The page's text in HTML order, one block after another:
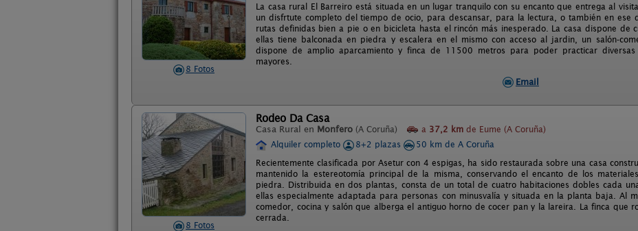
8 Fotos
La casa rural El Barreiro está situada en un lugar tranquilo con su encanto que entrega al
un disfrtute completo del tiempo de ocio, para descansar, para la lectura, o también en ese
rutas definidas bien a pie o en bicicleta hasta el rincón más inesperado. La casa dispone de
ellas tiene balconada en piedra y escalera en el mismo con acceso al jardin, un salón-
dispone de amplio aparcamiento y finca de 11500 metros para poder practicar diversas
mayores.
Email
8 Fotos
Rodeo Da Casa
Casa Rural en Monfero (A Coruña) a 37,2 km de Eume (A Coruña)
Alquiler completo
8+2 plazas
50 km de A Coruña
Recientemente clasificada por Asetur con 4 espigas, ha sido restaurada sobre una casa
mantenido la estereotomía principal de la misma, conservando el encanto de los
piedra. Distribuida en dos plantas, consta de un total de cuatro habitaciones dobles cada
ellas especialmente adaptada para personas con minusvalía y situada en la planta baja. Al
comedor, cocina y salón que alberga el antiguo horno de cocer pan y la lareira. La finca que
cerrada.